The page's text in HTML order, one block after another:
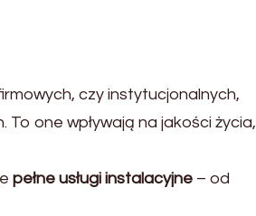
czy instytucjonalnych,
one wpływają na jakości życia,
pełne usługi instalacyjne – od